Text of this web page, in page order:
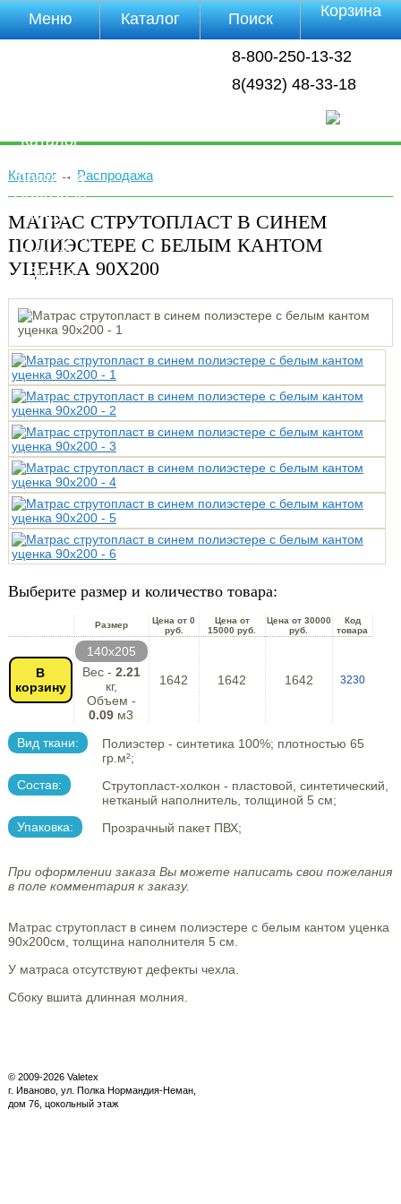
8-800-250-13-32
8(4932) 48-33-18
Каталог→ Распродажа
МАТРАС СТРУТОПЛАСТ В СИНЕМ
ПОЛИЭСТЕРЕ С БЕЛЫМ КАНТОМ
УЦЕНКА 90Х200
Выберите размер и количество товара:
Размер
Цена от 0
руб.
Цена от
15000 руб.
Цена от 30000
руб.
Код
товара
В
корзину
140х205
Вес - 2.21
кг,
Объем -
0.09 м3
1642 1642 1642 3230
Вид ткани:
Полиэстер - синтетика 100%; плотностью 65
гр.м²;
Состав:
Струтопласт-холкон - пластовой, синтетический,
нетканый наполнитель, толщиной 5 см;
Упаковка:
Прозрачный пакет ПВХ;
При оформлении заказа Вы можете написать свои пожелания
в поле комментария к заказу.
Матрас струтопласт в синем полиэстере с белым кантом уценка
90х200см, толщина наполнителя 5 см.
У матраса отсутствуют дефекты чехла.
Сбоку вшита длинная молния.
© 2009-2026 Valetex
г. Иваново, ул. Полка Нормандия-Неман,
дом 76, цокольный этаж
Меню
Каталог
Доставка
Полезная
инфа
Магазины
Отзывы
Видео
Каталог Поиск Корзина